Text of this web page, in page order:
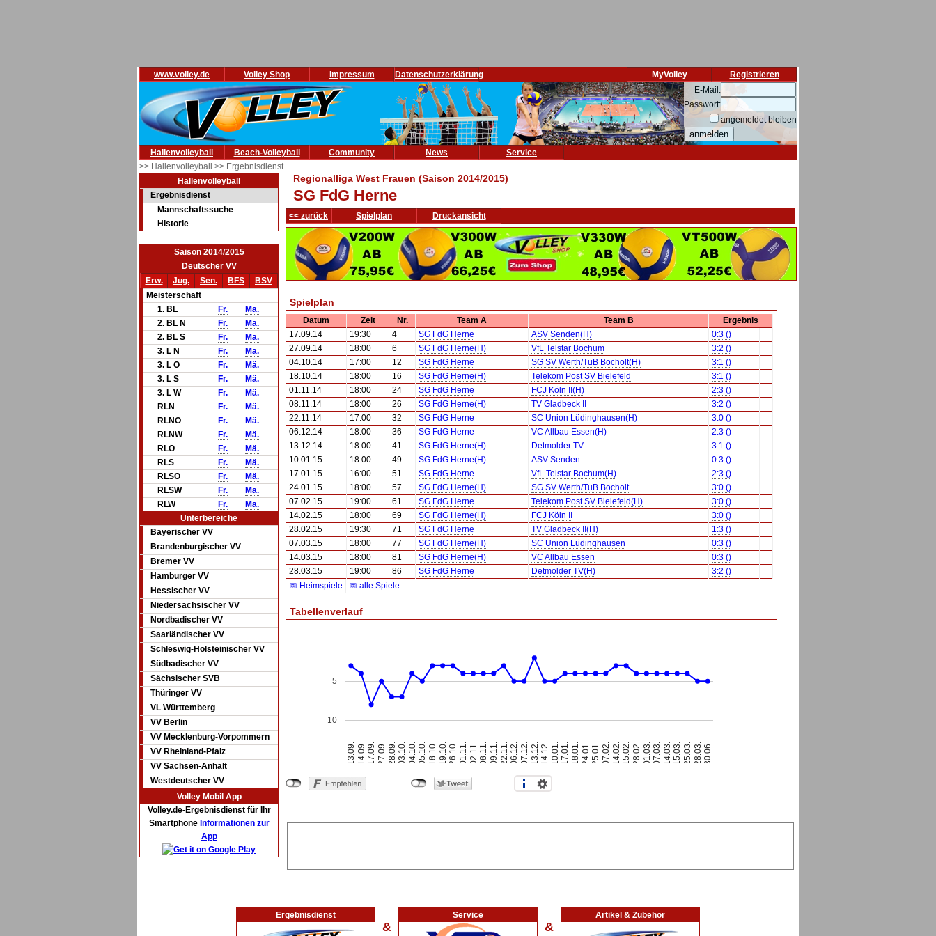
www.volley.de Volley Shop Impressum Datenschutzerklärung Registrieren
MyVolley
E-Mail:
Passwort:
angemeldet bleiben
Hallenvolleyball Beach-Volleyball Community News
Service
>> Hallenvolleyball >> Ergebnisdienst
Hallenvolleyball
Ergebnisdienst
Mannschaftssuche
Historie
Saison 2014/2015
Deutscher VV
Erw.
Jug. Sen. BFS
BSV
Meisterschaft
1. BL
Fr.
Mä.
2. BL N
Fr.
Mä.
2. BL S
Fr.
Mä.
3. L N
Fr.
Mä.
3. L O
Fr.
Mä.
3. L S
Fr.
Mä.
3. L W
Fr.
Mä.
RLN
Fr.
Mä.
RLNO
Fr.
Mä.
RLNW
Fr.
Mä.
RLO
Fr.
Mä.
RLS
Fr.
Mä.
RLSO
Fr.
Mä.
RLSW
Fr.
Mä.
RLW
Fr.
Mä.
Unterbereiche
Bayerischer VV
Brandenburgischer VV
Bremer VV
Hamburger VV
Hessischer VV
Niedersächsischer VV
Nordbadischer VV
Saarländischer VV
Schleswig-Holsteinischer VV
Südbadischer VV
Sächsischer SVB
Thüringer VV
VL Württemberg
VV Berlin
VV Mecklenburg-Vorpommern
VV Rheinland-Pfalz
VV Sachsen-Anhalt
Westdeutscher VV
Volley Mobil App
Volley.de-Ergebnisdienst für Ihr
Smartphone Informationen zur
App
Regionalliga West Frauen (Saison 2014/2015)
SG FdG Herne
<< zurück Spielplan Druckansicht
Spielplan
Datum Zeit Nr. Team A Team B
Ergebnis
17.09.14
19:30 4 SG FdG Herne ASV Senden(H)
0:3 ()
27.09.14
18:00 6 SG FdG Herne(H) VfL Telstar Bochum
3:2 ()
04.10.14
17:00 12 SG FdG Herne SG SV Werth/TuB Bocholt(H)
3:1 ()
18.10.14
18:00 16 SG FdG Herne(H) Telekom Post SV Bielefeld
3:1 ()
01.11.14
18:00 24 SG FdG Herne FCJ Köln II(H)
2:3 ()
08.11.14
18:00 26 SG FdG Herne(H) TV Gladbeck II
3:2 ()
22.11.14
17:00 32 SG FdG Herne SC Union Lüdinghausen(H)
3:0 ()
06.12.14
18:00 36 SG FdG Herne VC Allbau Essen(H)
2:3 ()
13.12.14
18:00 41 SG FdG Herne(H) Detmolder TV
3:1 ()
10.01.15
18:00 49 SG FdG Herne(H) ASV Senden
0:3 ()
17.01.15
16:00 51 SG FdG Herne VfL Telstar Bochum(H)
2:3 ()
24.01.15
18:00 57 SG FdG Herne(H) SG SV Werth/TuB Bocholt
3:0 ()
07.02.15
19:00 61 SG FdG Herne Telekom Post SV Bielefeld(H)
3:0 ()
14.02.15
18:00 69 SG FdG Herne(H) FCJ Köln II
3:0 ()
28.02.15
19:30 71 SG FdG Herne TV Gladbeck II(H)
1:3 ()
07.03.15
18:00 77 SG FdG Herne(H) SC Union Lüdinghausen
0:3 ()
14.03.15
18:00 81 SG FdG Herne(H) VC Allbau Essen
0:3 ()
28.03.15
19:00 86 SG FdG Herne Detmolder TV(H)
3:2 ()
📅 Heimspiele
📅 alle Spiele
Tabellenverlauf
13.09.14.09.17.09.27.09.28.09.03.10.04.10.05.10.18.10.19.10.26.10.01.11.02.11.08.11.09.11.22.11.06.12.07.12.13.12.14.12.10.01.17.01.18.01.24.01.25.01.07.02.14.02.15.02.28.02.01.03.07.03.14.03.15.03.25.03.28.03.30.06.
5
10
Ergebnisdienst
&
Service
&
Artikel & Zubehör